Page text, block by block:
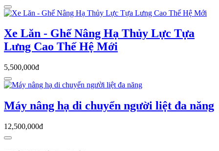
Xe Lăn - Ghế Nâng Hạ Thủy Lực Tựa
Lưng Cao Thế Hệ Mới
5,500,000đ
Máy nâng hạ di chuyển người liệt đa năng
12,500,000đ